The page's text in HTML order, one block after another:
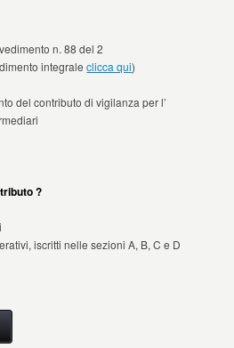
n. 88 del 2
integraleclicca qui)
del contributo di vigilanza per l’
?
iscritti nelle sezioni A, B, C e D